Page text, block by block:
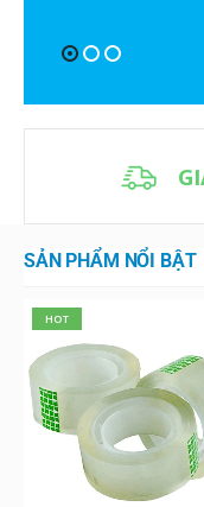
SẢN PHẨM NỔI BẬT
HOT